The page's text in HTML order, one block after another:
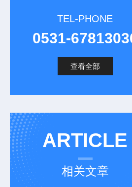
TEL-PHONE
0531-
查看全部
ARTICLE
相关文章